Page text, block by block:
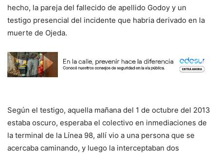
hecho, la pareja del fallecido de apellido Godoy y un
testigo presencial del incidente que habria derivado en la
muerte de Ojeda.
Según el testigo, aquella mañana del 1 de octubre del 2013
estaba oscuro, esperaba el colectivo en inmediaciones de
la terminal de la Línea 98, allí vio a una persona que se
acercaba caminando, y luego la interceptaban dos